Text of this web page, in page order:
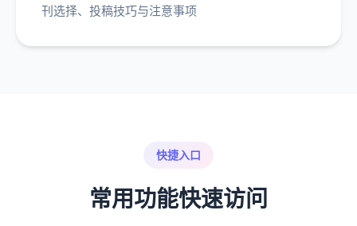
刊选择、投稿技巧与注意事项
快捷入口
常用功能快速访问